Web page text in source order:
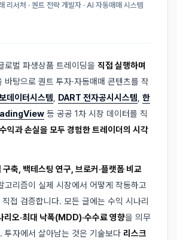
리서처 · 퀀트 전략 개발자 · AI 자동매매 시스템
로벌 파생상품 트레이딩을 직접 실행하며
바탕으로 퀀트 투자·자동매매 콘텐츠를 작
데이터시스템, DART 전자공시시스템, 한
등 공공 1차 시장 데이터를 직
수익과 손실을 모두 경험한 트레이더의 시각
축, 백테스팅 연구, 브로커·플랫폼 비교
고리즘이 실제 시장에서 어떻게 작동하고
접 검증합니다. 모든 글에는 수익 시나리
리오·최대 낙폭(MDD)·수수료 영향을 의무
투자에서 살아남는 것은 기술보다 리스크